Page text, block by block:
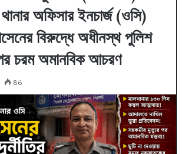
অফিসার ইনচার্জ (ওসি)
বিরুদ্ধে অধীনস্থ পুলিশ
চরম অমানবিক আচরণ
86